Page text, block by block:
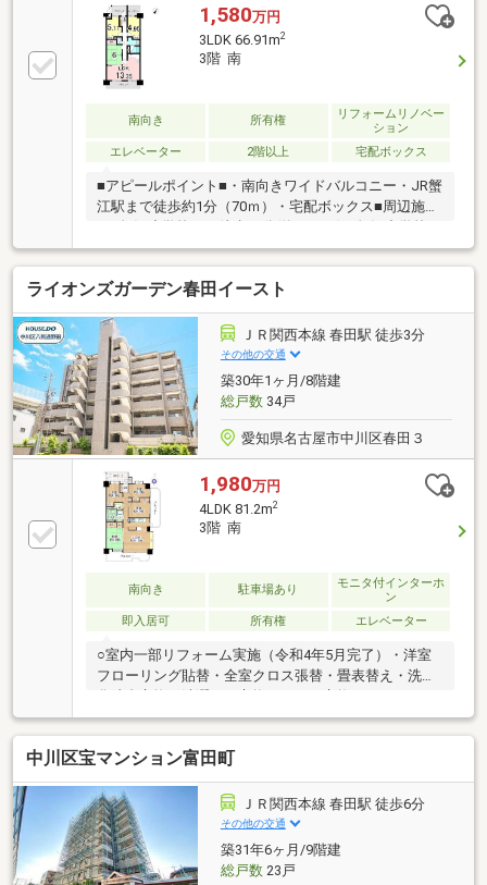
1,580万円
3LDK 66.91m2
3階 南
南向き 所有権
リフォームリノベー
ション
エレベーター
2階以上 宅配ボックス
■アピールポイント■・南向きワイドバルコニー・JR蟹
江駅まで徒歩約1分（70ｍ）・宅配ボックス■周辺施設
で徒歩20分(約1600m)・JR蟹江駅まで徒歩1分(約
70m)・ココカラファイン ヨシヅヤJR蟹江駅前店まで
徒歩7分(約500m)【小牧市２店舗！Google口コミ評価
4.9！】住宅ローン相談無料！不動産のプロが最適な銀
行をご提案致します！自営業の方、残債が残っている
方、車のローンが残っている方、自己資金が無い方、
お客様１人１人の条件に合わせて、最適な銀行をご紹
介いたします！
ライオンズガーデン春田イースト
ＪＲ関西本線 春田駅 徒歩3分
その他の交通
築30年1ヶ月/8階建
総戸数34戸
愛知県名古屋市中川区春田３
1,980万円
4LDK 81.2m2
3階 南
南向き 駐車場あり
モニタ付インターホ
ン
即入居可
所有権 エレベーター
○室内一部リフォーム実施（令和4年5月完了）・洋室
フローリング貼替・全室クロス張替・畳表替え・洗面
ッチン交換・ハウスクリーニング等○室内リフォーム
履歴有り（平成28年5月）・フローリング・浴室・給
湯器等○東南角部屋のため、陽当たり・通風良好！○４
LDKの全室収納付きのため、お部屋もすっきり！○周
辺、小学校や中学校、生活施設が徒歩圏内！○オート
ロック付きでセキュリティ面も安心！
中川区宝マンション富田町
ＪＲ関西本線 春田駅 徒歩6分
その他の交通
築31年6ヶ月/9階建
総戸数23戸